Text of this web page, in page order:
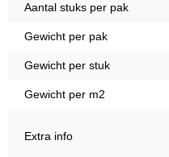
Aantal stuks per pak
Gewicht per pak
Gewicht per stuk
Gewicht per m2
Extra info